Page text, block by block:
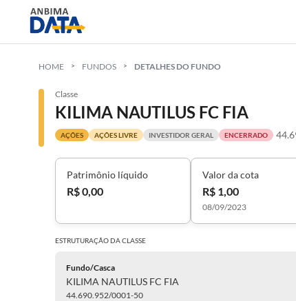
HOME FUNDOS DETALHES DO FUNDO
Classe
KILIMA NAUTILUS FC FIA
AÇÕES AÇÕES LIVRE INVESTIDOR GERAL ENCERRADO
Patrimônio líquido
R$ 0,00
Valor da cota
R$ 1,00
08/09/2023
ESTRUTURAÇÃO DACLASSE
Fundo/Casca
KILIMA NAUTILUS FC FIA
44.690.952/0001-50